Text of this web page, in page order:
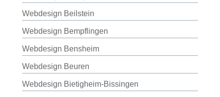
Webdesign Beilstein
Webdesign Bempflingen
Webdesign Bensheim
Webdesign Beuren
Webdesign Bietigheim-Bissingen